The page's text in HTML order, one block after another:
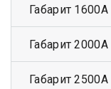
Габарит 1600А
Габарит 2000А
Габарит 2500А